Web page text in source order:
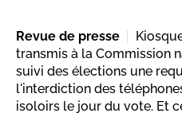
Revue de presse
transmis à la Commission
suivi des élections une
l'interdiction des
isoloirs le jour du vote. Et